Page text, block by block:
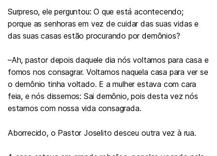
Surpreso, ele perguntou: O que está acontecendo;
porque as senhoras em vez de cuidar das suas vidas e
das suas casas estão procurando por demônios?
–Ah, pastor depois daquele dia nós voltamos para casa e
fomos nos consagrar. Voltamos naquela casa para ver se
o demônio tinha voltado. E a mulher estava com cara
feia, e nós dissemos: Sai demônio, pois desta vez nós
estamos com nossa vida consagrada.
Aborrecido, o Pastor Joselito desceu outra vez à rua.